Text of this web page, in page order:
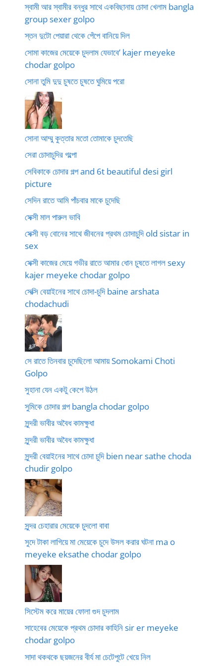
স্বামী আর স্বামীর বন্ধুর সাথে একবিছানায় চোদা খেলাম bangla
group sexer golpo
স্তন দুটো পেয়ারা থেকে পেঁপে বানিয়ে দিল
সোমা কাজের মেয়েকে চুদলাম যেভাবে’ kajer meyeke
chodar golpo
সোনা তুমি দুদু চুষতে চুষতে ঘুমিয়ে পরো
সোনা আম্মু কুত্তার মতো তোমাকে চুদতেছি
সেরা চোদাচুদির গল্পো
সেবিকাকে চোদার গল্প and 6t beautiful desi girl
picture
সেদিন রাতে আমি পাঁচবার মাকে চুদেছি
সেক্সী মাল পারুল ভাবি
সেক্সী বড় বোনের সাথে জীবনের প্রথম চোদাচুদি old sistar in
sex
সেক্সী কাজের মেয়ে গভীর রাতে আমার ধোন চুষতে লাগল sexy
kajer meyeke chodar golpo
সেক্সি বেয়াইনের সাথে চোদা-চুদি baine arshata
chodachudi
সে রাতে তিনবার চুদেছিলো আমায় Somokami Choti
Golpo
সুহানা যেন একটু কেপে উঠল
সুমিকে চোদার গল্প bangla chodar golpo
সুন্দরী ভাবীর অবৈধ কামক্ষুধা
সুন্দরী ভাবীর অবৈধ কামক্ষুধা
সুন্দরী বেয়াইনের সাথে চোদা চুদি bien near sathe choda
chudir golpo
সুন্দর চেহারার মেয়েকে চুদলো বাবা
সুদে টাকা লাগিয়ে মা মেয়েকে চুদে উসল করার ঘটনা ma o
meyeke eksathe chodar golpo
সিস্টেম করে মায়ের ফোলা গুদ চুদলাম
সাহেবের মেয়েকে প্রথম চোদার কাহিনি sir er meyeke
chodar golpo
সাদা থকথকে ছয়জনের বীর্য মা চেটেপুটে খেয়ে নিল